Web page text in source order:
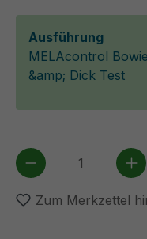
Ausführung
MELAcontrol Bowie
&amp; Dick Test
Produkt
Zum Merkzettel